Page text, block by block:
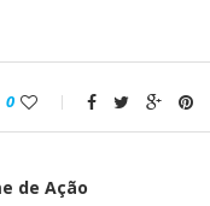
0
de Ação